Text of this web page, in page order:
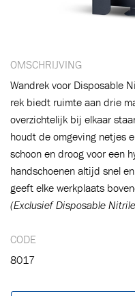
OMSCHRIJVING
Wandrek voor Disposable
rek biedt ruimte aan drie
overzichtelijk bij elkaar
houdt de omgeving netjes
schoon en droog voor een
handschoenen altijd snel
geeft elke werkplaats
(Exclusief Disposable
CODE
8017